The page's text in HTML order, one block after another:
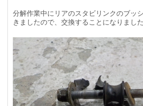
分解作業中にリアのスタビリンクのブッ
きましたので、交換することになりました